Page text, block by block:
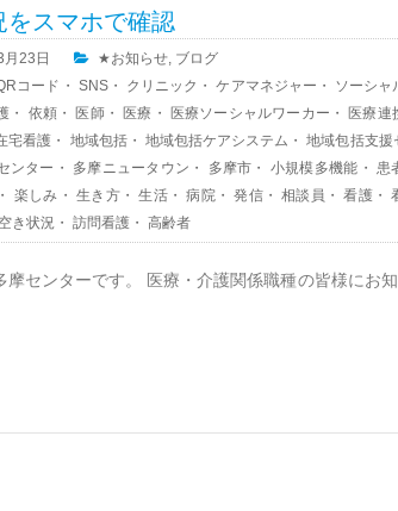
をスマホで確認
月23日 ★お知らせ ブログ
コード ・ SNS・ クリニック ・ケアマネジャー ・ ソーシャ
・ 依頼 ・ 医師・ 医療 ・ 医療ソーシャルワーカー ・ 医療連
宅看護 ・ 地域包括・ 地域包括ケアシステム ・地域包括支援
ンター ・ 多摩ニュータウン ・ 多摩市 ・ 小規模多機能 ・ 患
・ 楽しみ ・生き方・生活・病院・発信・相談員 ・看護・
空き状況 ・ 訪問看護 ・ 高齢者
センターです。 医療・介護関係職種の皆様にお